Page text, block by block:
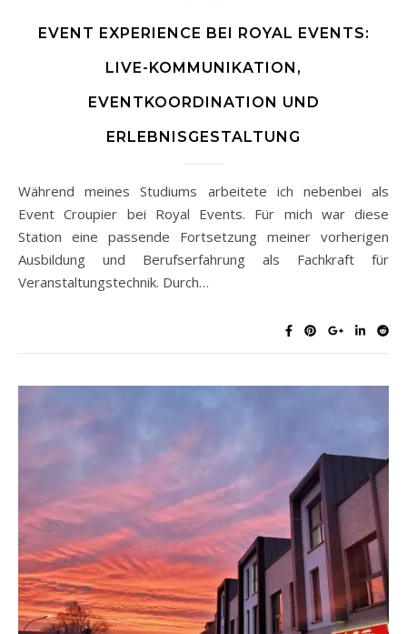
EVENT EXPERIENCE BEI ROYAL EVENTS:
LIVE-KOMMUNIKATION,
EVENTKOORDINATION UND
ERLEBNISGESTALTUNG
Während meines Studiums arbeitete ich nebenbei als
Event Croupier bei Royal Events. Für mich war diese
Station eine passende Fortsetzung meiner vorherigen
Ausbildung und Berufserfahrung als Fachkraft für
Veranstaltungstechnik. Durch…